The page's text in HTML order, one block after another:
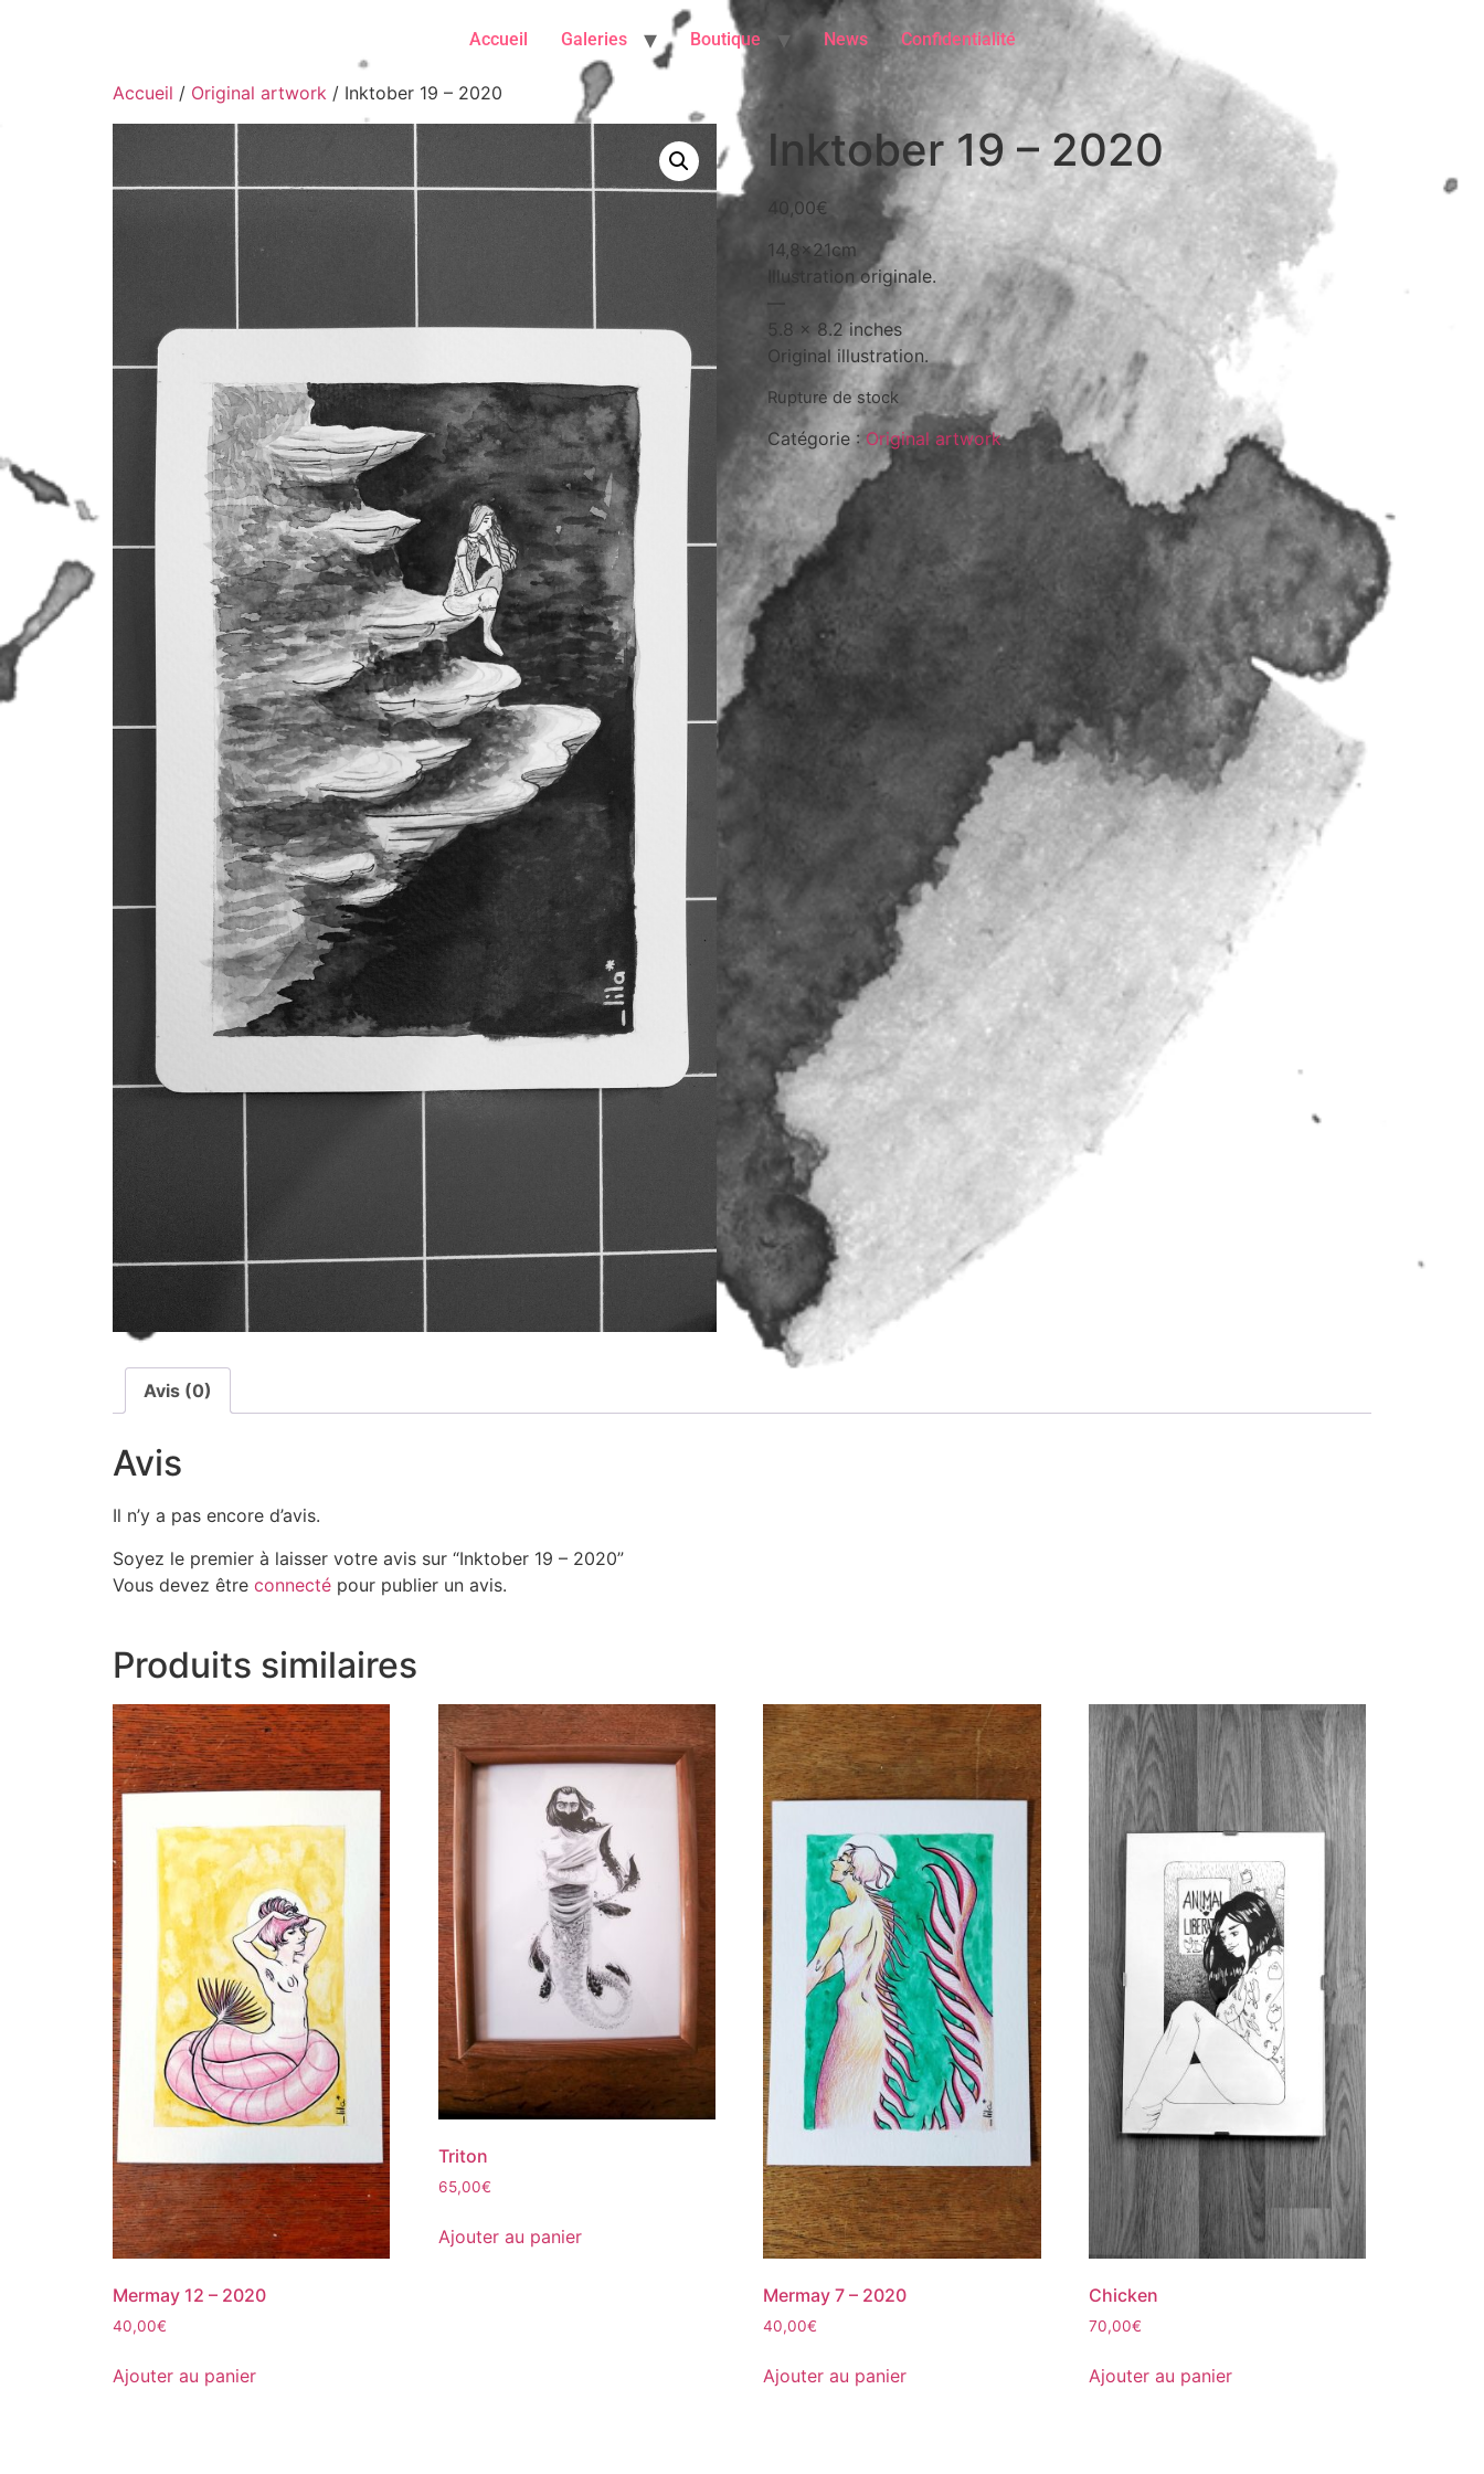
Accueil Galeries Boutique News Confidentialité
Accueil / Original artwork / Inktober 19 – 2020
Inktober 19 – 2020
40,00€
14,8x21cm
Illustration originale.
5.8 x 8.2 inches
Original illustration.
Rupture de stock
Catégorie : Original artwork
Avis (0)
Avis
Il n’y a pas encore d’avis.
Soyez le premier à laisser votre avis sur “Inktober 19 – 2020”
Vous devez être connecté pour publier un avis.
Produits similaires
Mermay 12 – 2020
40,00€
Ajouter au panier
Triton
65,00€
Ajouter au panier
Mermay 7 – 2020
40,00€
Ajouter au panier
Chicken
70,00€
Ajouter au panier